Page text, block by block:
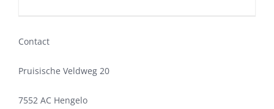
Contact
Pruisische Veldweg 20
7552 AC Hengelo